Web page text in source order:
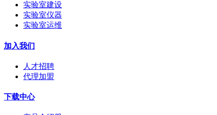
实验室建设
实验室仪器
实验室运维
加入我们
人才招聘
代理加盟
下载中心